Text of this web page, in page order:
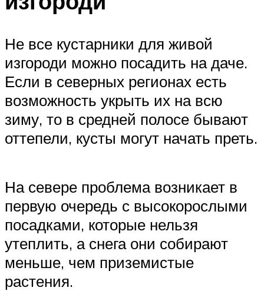
Не все кустарники для живой
изгороди можно посадить на даче.
Если в северных регионах есть
возможность укрыть их на всю
зиму, то в средней полосе бывают
оттепели, кусты могут начать преть.
На севере проблема возникает в
первую очередь с высокорослыми
посадками, которые нельзя
утеплить, а снега они собирают
меньше, чем приземистые
растения.